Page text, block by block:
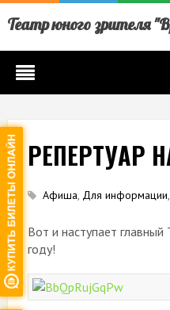
Театр юного зрителя
РЕПЕРТУАР
Афиша, Для информации,
Вот и наступает
году!